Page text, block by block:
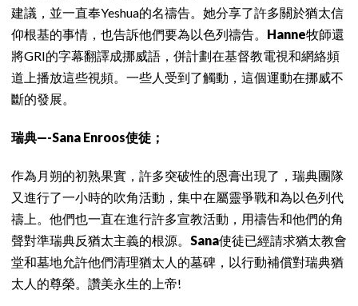
建議，並一直奉Yeshua的名禱告。她分享了許多關於猶太信
仰根基的事情，也告訴他們要為以色列禱告。 Hanne牧師還
將GRI的字幕翻譯成挪威語，併計劃在基督教電視和網絡頻
道上播放這些視頻。一些人受到了觸動，這個運動在挪威不
斷的發展。
瑞典—-Sana Enroos使徒；
作為月朔的初熟果實，許多突破性的恩膏出現了，瑞典團隊
又進行了一小時的吹角活動，集中在屬靈爭戰和為以色列代
禱上。他們也一直在進行許多宣教活動，用禱告和他們的角
聲對準瑞典反猶太主義的根源。 Sana使徒已經請求猶太教會
堂和墓地允許他們清理猶太人的墓碑，以行動補償對瑞典猶
太人的尊榮。讚美永生的上帝!